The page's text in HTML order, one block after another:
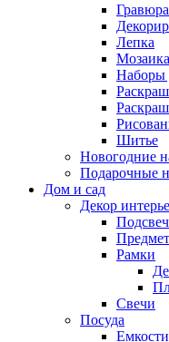
Гравюра
Лепка
Мозаика
Наборы
Шитье
Новогодние
Подарочные
Дом и сад
Декор
Рамки
Свечи
Посуда